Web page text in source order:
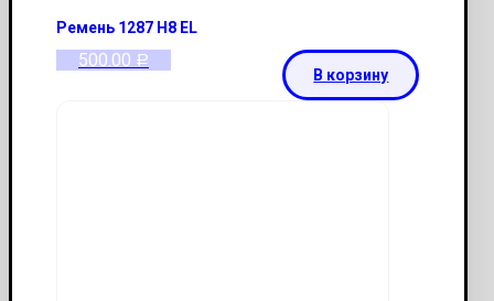
Ремень 1287 H8 EL
500.00 Р
В корзину